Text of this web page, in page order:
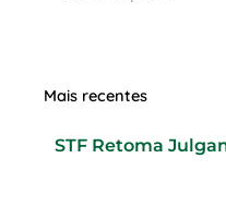
Mais recentes
STF Retoma